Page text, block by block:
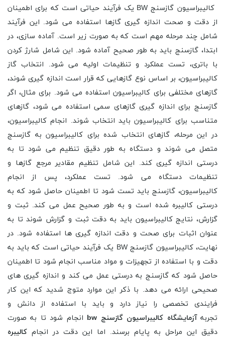
کالیبراسیون گازسنج BW یک فرآیند حیاتی است که برای اطمینان
از دقت و صحت اندازه گیری گازها استفاده می شود. این فرآیند
شامل چند مرحله مهم است که به صورت زیر است. آماده سازی، در
ابتدا، گازسنج باید به طور صحیح آماده شود. این شامل شارژ کردن
با باتری، تست عملکرد و تنظیمات اولیه می شود. انتخاب گاز
کالیبراسیون، بر اساس نوع گازهایی که قرار است اندازه گیری شوند،
گازهای مختلفی برای کالیبراسیون استفاده می شود. برای مثال، اگر
گازسنج برای اندازه گیری گازهای سمی استفاده می شود، گازهای
متناسب برای کالیبراسیون باید انتخاب شوند. انجام کالیبراسیون،
در این مرحله، گازهای انتخاب شده برای کالیبراسیون به گازسنج
متصل می شوند و دستگاه به طور دقیق تنظیم می شود تا به
درستی اندازه گیری کند. این شامل تنظیم مقادیر مرجع گازها و
تنظیمات دستگاه می شود. تست عملکرد، پس از انجام
کالیبراسیون، گازسنج باید تست شود تا اطمینان حاصل شود که به
درستی کالیبره شده است و به طور صحیح عمل می کند. ثبت و
گزارش، نتایج کالیبراسیون باید به دقت ثبت و گزارش شوند تا به
عنوان اثبات برای صحت و دقت اندازه گیری ها استفاده شود. در
نهایت، کالیبراسیون گازسنج BW یک فرآیند حیاتی است که باید به
دقت و با استفاده از تجهیزات و مواد مناسب انجام شود تا اطمینان
حاصل شود که گازسنج به درستی عمل می کند و اندازه گیری های
صحیحی ارائه می دهد. با ذکر این موارد متوج شدید که این کار
فرایندی تخصصی را نیاز دارد و باید با استفاده از دانش و
تجربهآزمایشگاه کالیبراسیون گازسنج bw
انجام شود تا به صورت
دقیق این مراحل به پایام برسند. اما این دقت در انجام کالیبره